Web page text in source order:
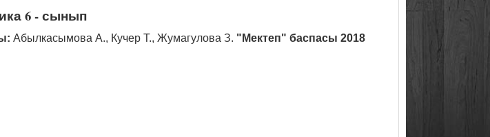
6 - сынып
Абылкасымова А., Кучер Т., Жумагулова З. "Мектеп" баспасы 2018